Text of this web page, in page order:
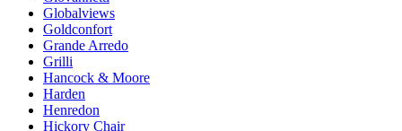
Globalviews
Goldconfort
Grande Arredo
Grilli
Hancock & Moore
Harden
Henredon
Hickory Chair